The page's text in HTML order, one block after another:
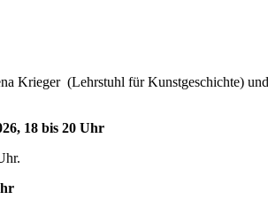
Krieger (Lehrstuhl für Kunstgeschichte)
18 bis 20 Uhr